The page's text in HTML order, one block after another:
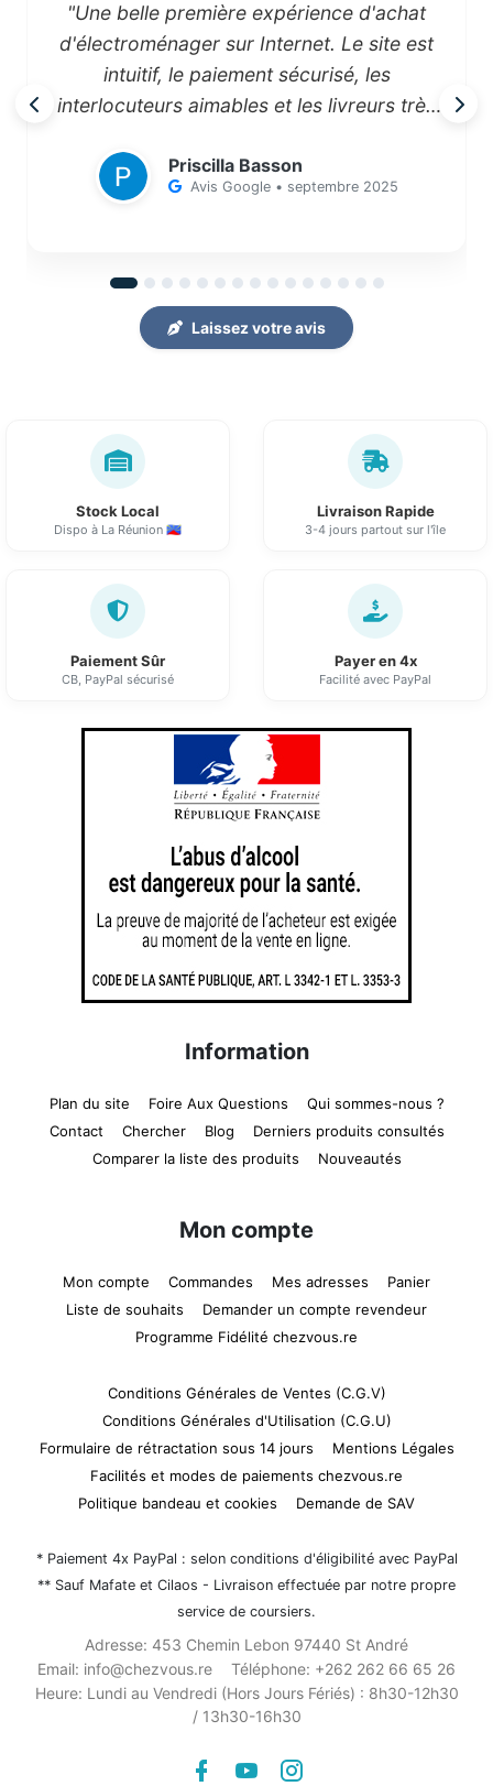
"Une belle première expérience d'achat
d'électroménager sur Internet. Le site est
intuitif, le paiement sécurisé, les
interlocuteurs aimables et les livreurs très
Priscilla Basson
Avis Google • septembre 2025
Laissez votre avis
Stock Local
Dispo à La Réunion 🇷🇪
Livraison Rapide
3-4 jours partout sur l'île
Paiement Sûr
CB, PayPal sécurisé
Payer en 4x
Facilité avec PayPal
Information
Plan du site Foire Aux Questions
Qui sommes-nous ?
Contact
Chercher Blog
Derniers produits consultés
Comparer la liste des produits
Nouveautés
Mon compte
Mon compte Commandes Mes adresses
Panier
Liste de souhaits
Demander un compte revendeur
Programme Fidélité chezvous.re
Conditions Générales de Ventes (C.G.V)
Conditions Générales d'Utilisation (C.G.U)
Formulaire de rétractation sous 14 jours
Mentions Légales
Facilités et modes de paiements chezvous.re
Politique bandeau et cookies
Demande de SAV
* Paiement 4x PayPal : selon conditions d'éligibilité avec PayPal
** Sauf Mafate et Cilaos - Livraison effectuée par notre propre
service de coursiers.
Adresse: 453 Chemin Lebon 97440 St André
Email: info@chezvous.re Téléphone: +262 262 66 65 26
Heure: Lundi au Vendredi (Hors Jours Fériés) : 8h30-12h30
/ 13h30-16h30